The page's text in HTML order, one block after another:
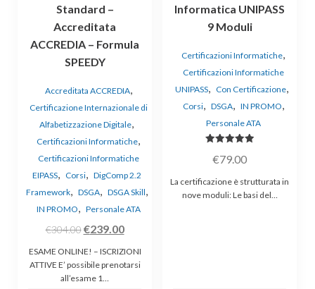
Standard –
Accreditata
ACCREDIA – Formula
SPEEDY
Accreditata ACCREDIA,
Certificazione Internazionale di
Alfabetizzazione Digitale,
Certificazioni Informatiche,
Certificazioni Informatiche
EIPASS, Corsi, DigComp 2.2
Framework, DSGA, DSGA Skill,
IN PROMO, Personale ATA
€304.00 Il
prezzo
originale
era:
€239.00Il
prezzo
attuale
ESAME ONLINE! – ISCRIZIONI
ATTIVE E’ possibile prenotarsi
all’esame 1…
Informatica UNIPASS
9 Moduli
Certificazioni Informatiche,
Certificazioni Informatiche
UNIPASS, Con Certificazione,
Corsi, DSGA, IN PROMO,
Personale ATA
5.00
€79.00
La certificazione è strutturata in
nove moduli: Le basi del…